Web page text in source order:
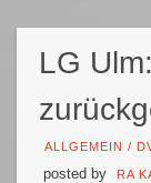
LG
ALLGEMEIN /
posted by RA